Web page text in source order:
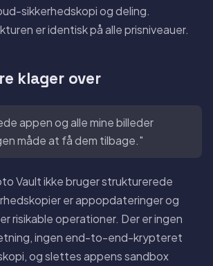
sikkerhedskopi og deling.
er identisk på alle prisniveauer.
klager over
appen og alle mine billeder
måde at få dem tilbage."
Vault ikke bruger strukturerede
er appopdateringer og
risikable operationer. Der er ingen
ingen end-to-end-krypteret
og slettes appens sandbox